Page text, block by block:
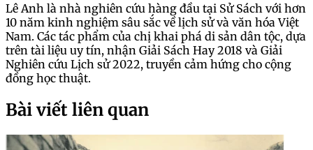
Lê Anh là nhà nghiên cứu hàng đầu tại Sử Sách với hơn
10 năm kinh nghiệm sâu sắc về lịch sử và văn hóa Việt
Nam. Các tác phẩm của chị khai phá di sản dân tộc, dựa
trên tài liệu uy tín, nhận Giải Sách Hay 2018 và Giải
Nghiên cứu Lịch sử 2022, truyền cảm hứng cho cộng
đồng học thuật.
Bài viết liên quan